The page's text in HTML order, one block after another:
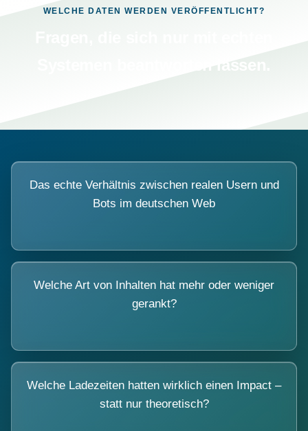
WELCHE DATEN WERDEN VERÖFFENTLICHT?
Das echte Verhältnis zwischen realen Usern und
Bots im deutschen Web
Welche Art von Inhalten hat mehr oder weniger
gerankt?
Welche Ladezeiten hatten wirklich einen Impact –
statt nur theoretisch?